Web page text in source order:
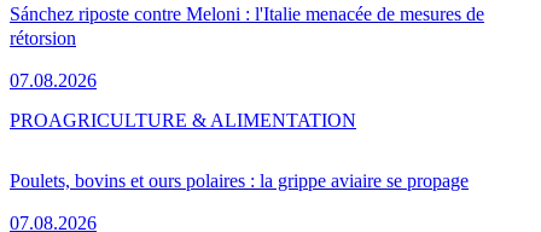
Sánchez riposte contre Meloni : l'Italie menacée de mesures de
rétorsion
07.08.2026
Poulets, bovins et ours polaires : la grippe aviaire se propage
07.08.2026
PROAGRICULTURE & ALIMENTATION